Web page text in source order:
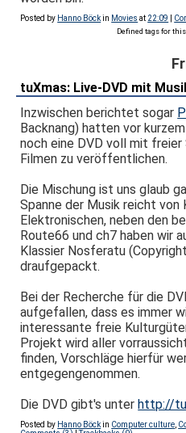
Posted by Hanno Böckin Movies at 22:09
Defined tags for
tuXmas: Live-DVD mit
Inzwischen berichtet sogar
Backnang) hatten vor
noch eine DVD voll mit
Filmen zu veröffentlichen.
Die Mischung ist uns glaub
Spanne der Musik reicht von
Elektronischen, neben den
Route66 und ch7 haben wir
Klassier Nosferatu
draufgepackt.
Bei der Recherche für die
aufgefallen, dass es immer
interessante freie
Projekt wird aller
finden, Vorschläge hierfür
entgegengenommen.
Die DVD gibt's unterhttp://
Posted by Hanno Böckin Computer culture